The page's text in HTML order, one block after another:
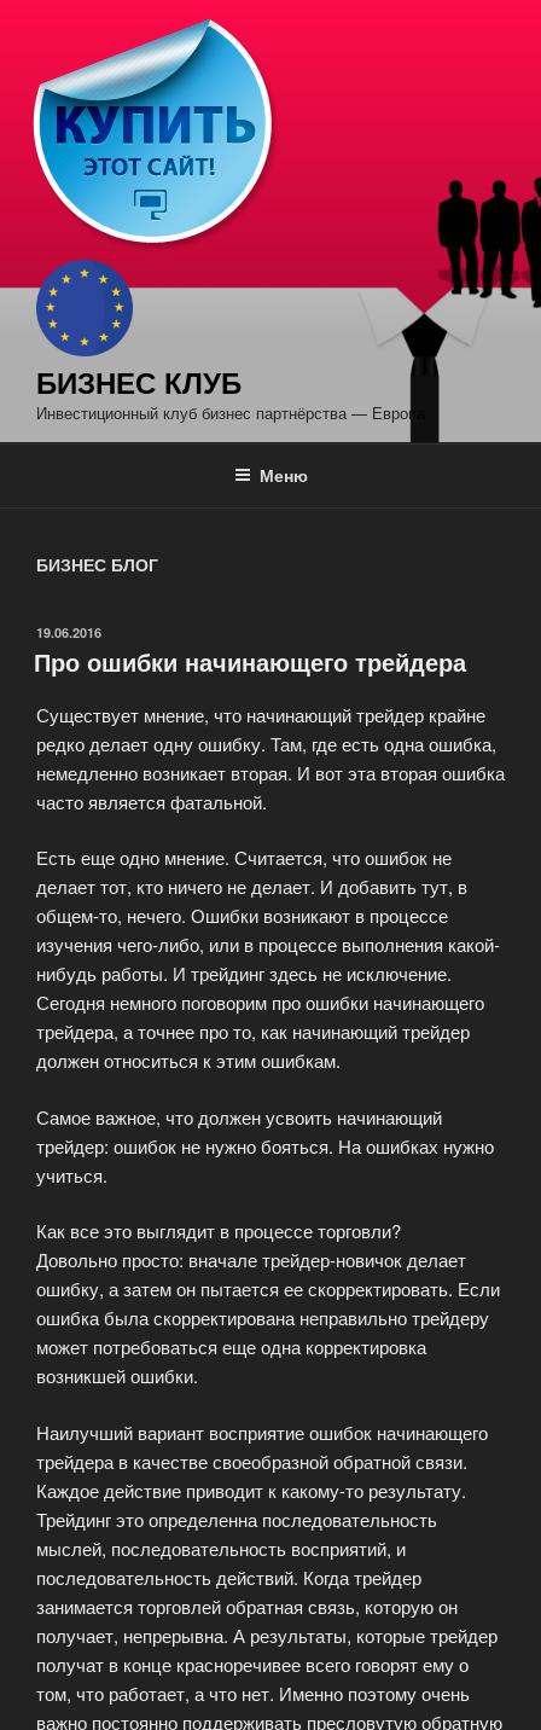
содержимому
БИЗНЕС КЛУБ
Инвестиционный клуб бизнес партнёрства — Европа
Меню
БИЗНЕС БЛОГ
ОПУБЛИКОВАНО
19.06.2016
Про ошибки начинающего трейдера
Существует мнение, что начинающий трейдер крайне
редко делает одну ошибку. Там, где есть одна ошибка,
немедленно возникает вторая. И вот эта вторая ошибка
часто является фатальной.
Есть еще одно мнение. Считается, что ошибок не
делает тот, кто ничего не делает. И добавить тут, в
общем-то, нечего. Ошибки возникают в процессе
изучения чего-либо, или в процессе выполнения какой-
нибудь работы. И трейдинг здесь не исключение.
Сегодня немного поговорим про ошибки начинающего
трейдера, а точнее про то, как начинающий трейдер
должен относиться к этим ошибкам.
Самое важное, что должен усвоить начинающий
трейдер: ошибок не нужно бояться. На ошибках нужно
учиться.
Как все это выглядит в процессе торговли?
Довольно просто: вначале трейдер-новичок делает
ошибку, а затем он пытается ее скорректировать. Если
ошибка была скорректирована неправильно трейдеру
может потребоваться еще одна корректировка
возникшей ошибки.
Наилучший вариант восприятие ошибок начинающего
трейдера в качестве своеобразной обратной связи.
Каждое действие приводит к какому-то результату.
Трейдинг это определенна последовательность
мыслей, последовательность восприятий, и
последовательность действий. Когда трейдер
занимается торговлей обратная связь, которую он
получает, непрерывна. А результаты, которые трейдер
получат в конце красноречивее всего говорят ему о
том, что работает, а что нет. Именно поэтому очень
важно постоянно поддерживать пресловутую обратную